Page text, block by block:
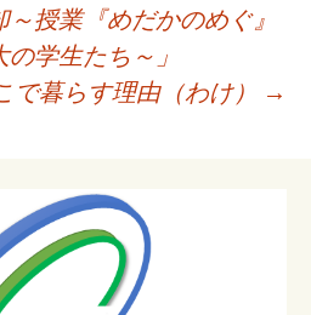
授業『めだかのめぐ』
学生たち～」
で暮らす理由（わけ）
→